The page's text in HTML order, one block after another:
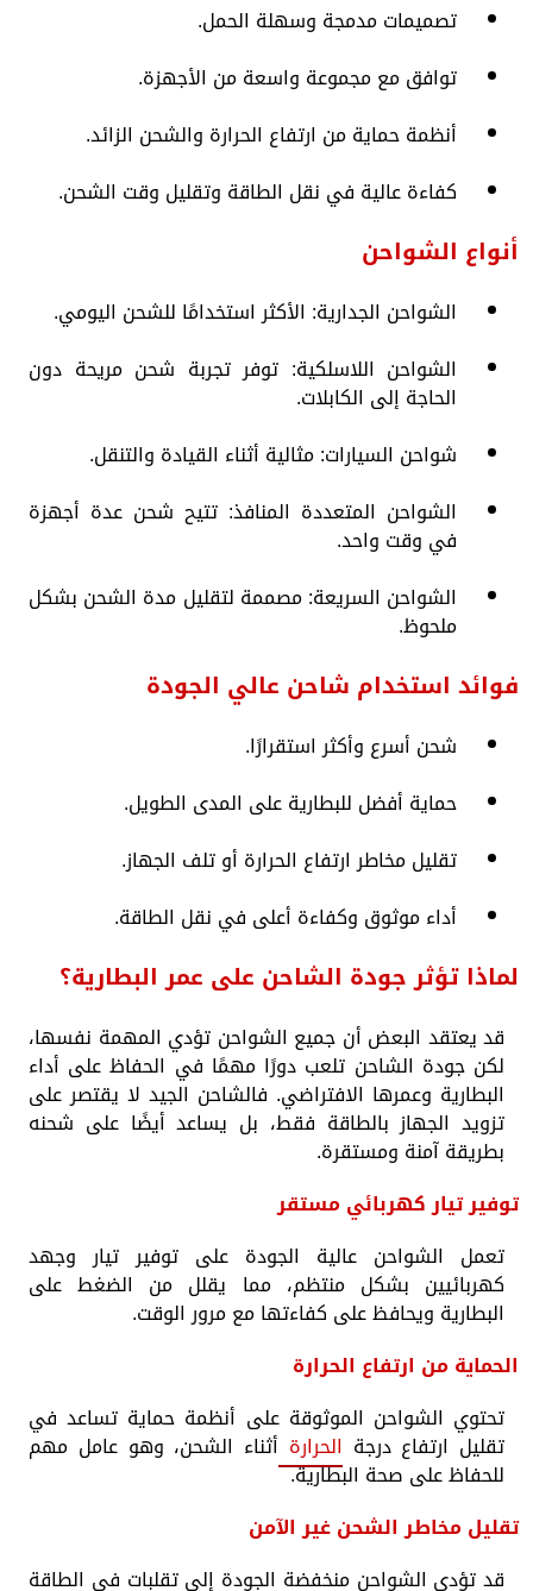
تصميمات مدمجة وسهلة الحمل.
توافق مع مجموعة واسعة من الأجهزة.
أنظمة حماية من ارتفاع الحرارة والشحن الزائد.
كفاءة عالية في نقل الطاقة وتقليل وقت الشحن.
أنواع الشواحن
الشواحن الجدارية: الأكثر استخدامًا للشحن اليومي.
الشواحن اللاسلكية: توفر تجربة شحن مريحة دون
الحاجة إلى الكابلات.
شواحن السيارات: مثالية أثناء القيادة والتنقل.
الشواحن المتعددة المنافذ: تتيح شحن عدة أجهزة
في وقت واحد.
الشواحن السريعة: مصممة لتقليل مدة الشحن بشكل
ملحوظ.
فوائد استخدام شاحن عالي الجودة
شحن أسرع وأكثر استقرارًا.
حماية أفضل للبطارية على المدى الطويل.
تقليل مخاطر ارتفاع الحرارة أو تلف الجهاز.
أداء موثوق وكفاءة أعلى في نقل الطاقة.
لماذا تؤثر جودة الشاحن على عمر البطارية؟
قد يعتقد البعض أن جميع الشواحن تؤدي المهمة نفسها،
لكن جودة الشاحن تلعب دورًا مهمًا في الحفاظ على أداء
البطارية وعمرها الافتراضي. فالشاحن الجيد لا يقتصر على
تزويد الجهاز بالطاقة فقط، بل يساعد أيضًا على شحنه
بطريقة آمنة ومستقرة.
توفير تيار كهربائي مستقر
تعمل الشواحن عالية الجودة على توفير تيار وجهد
كهربائيين بشكل منتظم، مما يقلل من الضغط على
البطارية ويحافظ على كفاءتها مع مرور الوقت.
الحماية من ارتفاع الحرارة
تحتوي الشواحن الموثوقة على أنظمة حماية تساعد في
تقليل ارتفاع درجة الحرارة أثناء الشحن، وهو عامل مهم
للحفاظ على صحة البطارية.
تقليل مخاطر الشحن غير الآمن
قد تؤدي الشواحن منخفضة الجودة إلى تقلبات في الطاقة